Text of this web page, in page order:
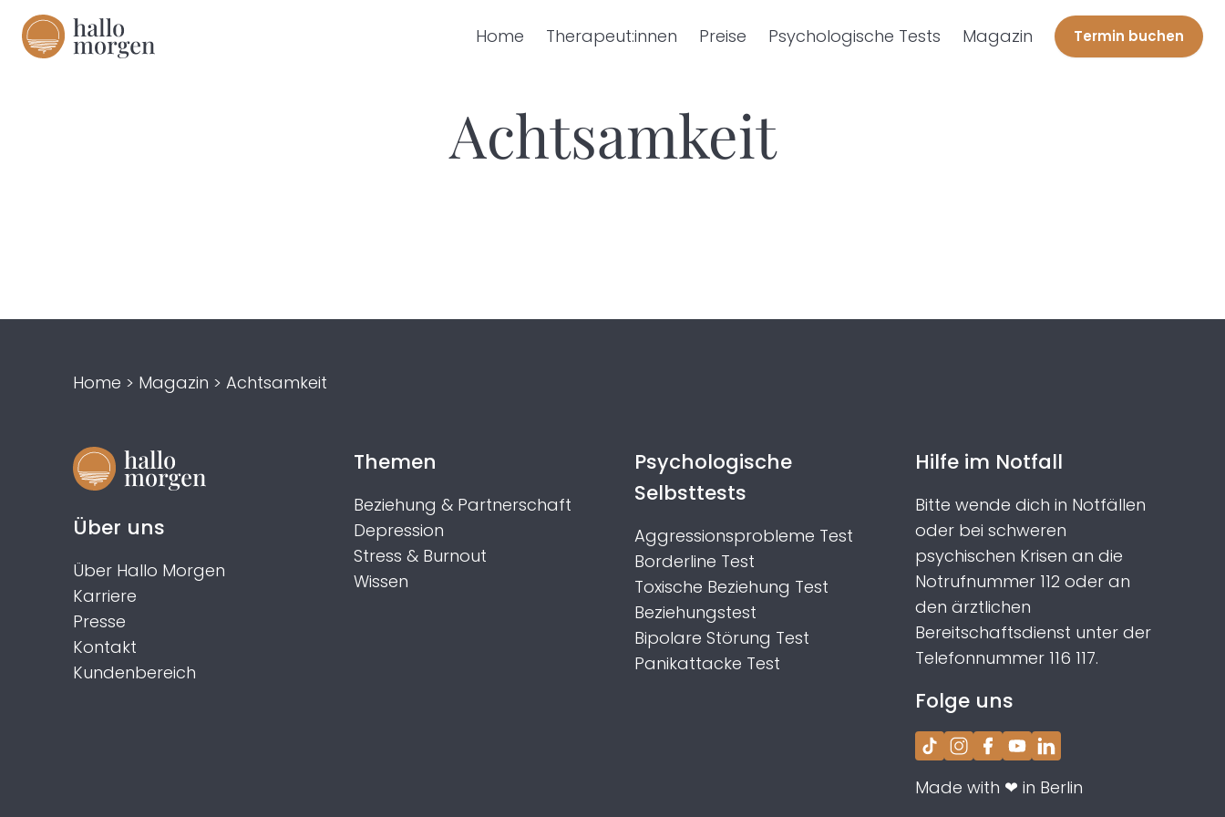
Home Therapeut:innen Preise Psychologische Tests Magazin Termin buchen
Achtsamkeit
Home > Magazin > Achtsamkeit
Über uns
Über Hallo Morgen
Karriere
Presse
Kontakt
Kundenbereich
Themen
Beziehung & Partnerschaft
Depression
Stress & Burnout
Wissen
Psychologische
Selbsttests
Aggressionsprobleme Test
Borderline Test
Toxische Beziehung Test
Beziehungstest
Bipolare Störung Test
Panikattacke Test
Hilfe im Notfall
Bitte wende dich in Notfällen
oder bei schweren
psychischen Krisen an die
Notrufnummer 112 oder an
den ärztlichen
Bereitschaftsdienst unter der
Telefonnummer 116 117.
Folge uns
TikTokInstagram
Facebook
YouTube
LinkedIn
Made with ❤ in Berlin